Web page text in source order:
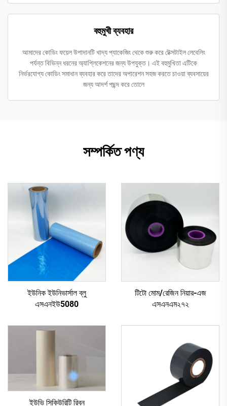
বহুমুখী ব্যবহার
আমাদের কোডিং ফয়েল উপাদানটি খাদ্য প্যাকেজিং থেকে শুরু করে টেক্সটাইল লেবেলিং
পর্যন্ত বিভিন্ন ধরনের অ্যাপ্লিকেশনের জন্য উপযুক্ত। এই বহুমুখিতা এটিকে
নির্ভরযোগ্য কোডিং সমাধান ব্যবহার করে তাদের অপারেশন সহজ করতে চাওয়া ব্যবসায়ের
জন্য আদর্শ পছন্দ করে তোলে
সম্পর্কিত পণ্য
ইউনিক ইউনিভার্সাল ব্লু
এসএনইউ5080
টিটো মোম/রেজিন নিয়ার-এজ
এসএনএম২৭২
ইউভি সিকিউরিটি রিবন